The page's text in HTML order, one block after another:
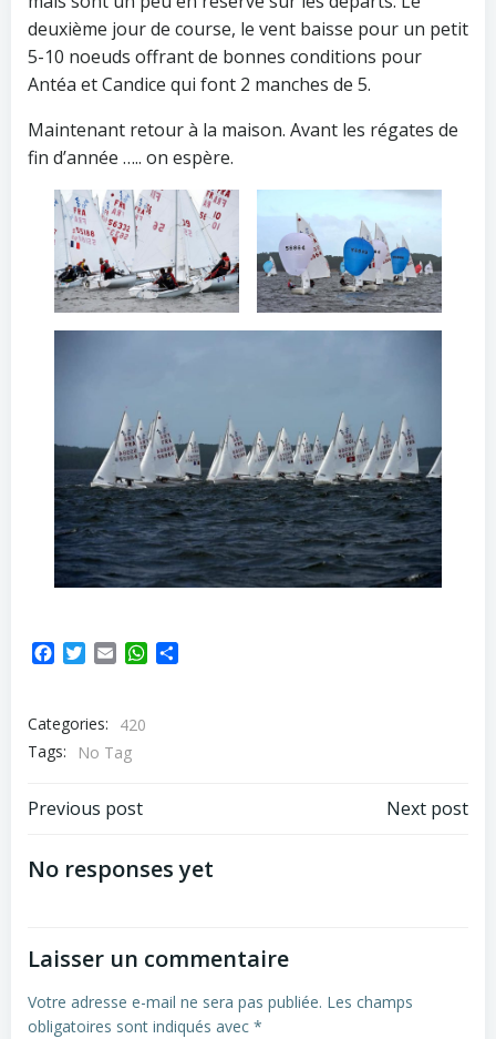
deuxième jour de course, le vent baisse pour un petit
5-10 noeuds offrant de bonnes conditions pour
Antéa et Candice qui font 2 manches de 5.
Maintenant retour à la maison. Avant les régates de
fin d’année ….. on espère.
Facebook
TwitterEmailWhatsApp
Categories:
420
Tags:
No Tag
Navigation
de
Previous post
Navigation
Next post
No responses yet
Laisser un commentaire
Votre adresse e-mail ne sera pas publiée. Les champs
obligatoires sont indiqués avec *